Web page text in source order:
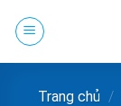
đến
Trang chủ /